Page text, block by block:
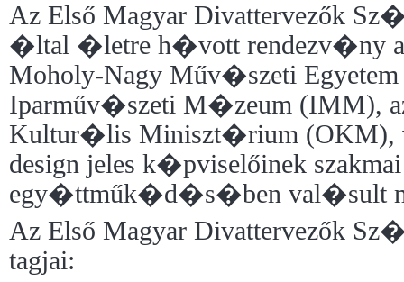
Az Első Magyar Divattervezők
�ltal �letre h�vott rendezv�ny
Moholy-Nagy Műv�szeti
Iparműv�szeti M�zeum (IMM),
Kultur�lis Miniszt�rium (OKM),
design jeles k�pviselőinek szakmai
egy�ttműk�d�s�ben val�sult
Az Első Magyar Divattervezők
tagjai: